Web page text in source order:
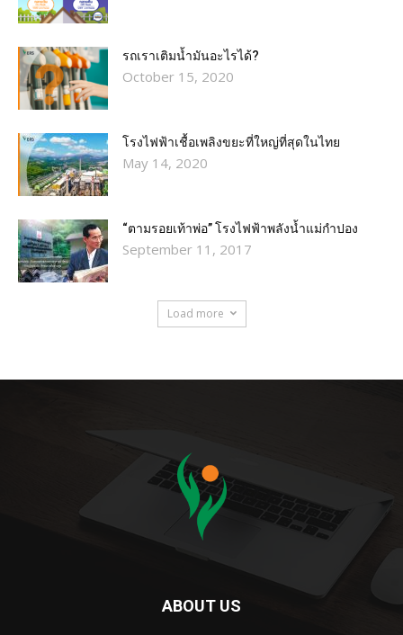
รถเราเติมน้ำมันอะไรได้?​
October 15, 2020
โรงไฟฟ้าเชื้อเพลิงขยะที่ใหญ่ที่สุดในไทย
May 14, 2020
“ตามรอยเท้าพ่อ” โรงไฟฟ้าพลังน้ำแม่กำปอง
September 11, 2017
Load more
ABOUT US